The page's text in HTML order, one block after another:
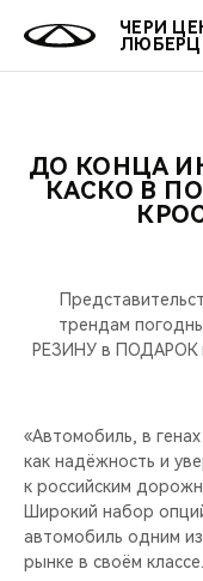
ЧЕРИ
КРОССОВЕРЫ
НОВИНКИ
КРЕДИТ И
ЗАПЧАСТИ И
ПОДДЕРЖКА
О БРЕНДЕ
CHERY В СОЦСЕТЯХ
CHERY REMOTE
КРЕДИТ
МЫ В СОЦСЕТЯХ
ДО КОНЦА
КАСКО В
трендам
РЕЗИНУ в ПОДАРОК
«Автомобиль, в
как надёжность и
к российским
Широкий набор
автомобиль одним
рынке в своём классе.